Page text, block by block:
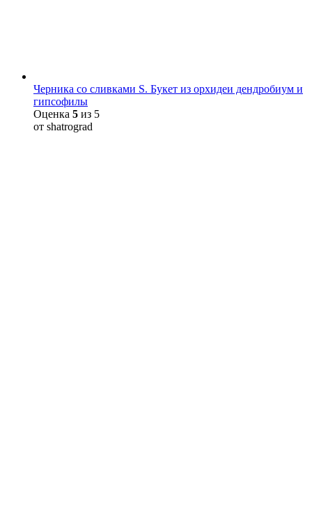
Черника со сливками S. Букет из орхидеи дендробиум и
гипсофилы
Оценка 5 из 5
от shatrograd